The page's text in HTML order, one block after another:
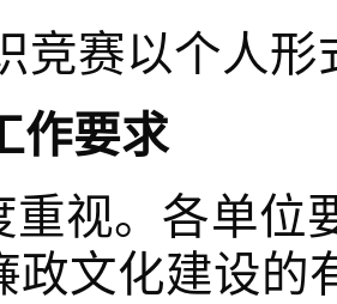
竞赛以个人形
作要求
重视。各单位
政文化建设的